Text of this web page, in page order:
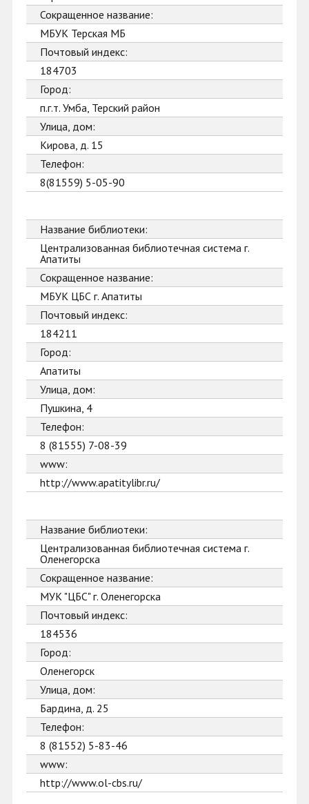
Сокращенное название:
МБУК Терская МБ
Почтовый индекс:
184703
Город:
п.г.т. Умба, Терский район
Улица, дом:
Кирова, д. 15
Телефон:
8(81559) 5-05-90
Название библиотеки:
Централизованная библиотечная система г.
Апатиты
Сокращенное название:
МБУК ЦБС г. Апатиты
Почтовый индекс:
184211
Город:
Апатиты
Улица, дом:
Пушкина, 4
Телефон:
8 (81555) 7-08-39
www:
http://www.apatitylibr.ru/
Название библиотеки:
Централизованная библиотечная система г.
Оленегорска
Сокращенное название:
МУК "ЦБС" г. Оленегорска
Почтовый индекс:
184536
Город:
Оленегорск
Улица, дом:
Бардина, д. 25
Телефон:
8 (81552) 5-83-46
www:
http://www.ol-cbs.ru/